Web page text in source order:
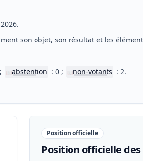
son objet, son résultat et les
📖abstention : 0 ; 📖non-votants : 2.
Position officielle
Position officielle